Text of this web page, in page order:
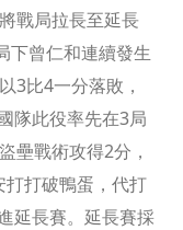
戰局拉長至延長
下曾仁和連續發生
3比4一分落敗，
隊此役率先在3局
壘戰術攻得2分，
打破鴨蛋，代打
延長賽。延長賽採